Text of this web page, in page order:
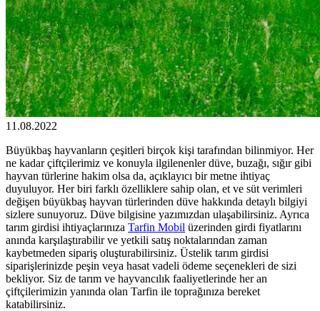
11.08.2022
Büyükbaş hayvanların çeşitleri birçok kişi tarafından bilinmiyor. Her
ne kadar çiftçilerimiz ve konuyla ilgilenenler düve, buzağı, sığır gibi
hayvan türlerine hakim olsa da, açıklayıcı bir metne ihtiyaç
duyuluyor. Her biri farklı özelliklere sahip olan, et ve süt verimleri
değişen büyükbaş hayvan türlerinden düve hakkında detaylı bilgiyi
sizlere sunuyoruz. Düve bilgisine yazımızdan ulaşabilirsiniz. Ayrıca
tarım girdisi ihtiyaçlarınıza Tarfin Mobil üzerinden girdi fiyatlarını
anında karşılaştırabilir ve yetkili satış noktalarından zaman
kaybetmeden sipariş oluşturabilirsiniz. Üstelik tarım girdisi
siparişlerinizde peşin veya hasat vadeli ödeme seçenekleri de sizi
bekliyor. Siz de tarım ve hayvancılık faaliyetlerinde her an
çiftçilerimizin yanında olan Tarfin ile toprağınıza bereket
katabilirsiniz.